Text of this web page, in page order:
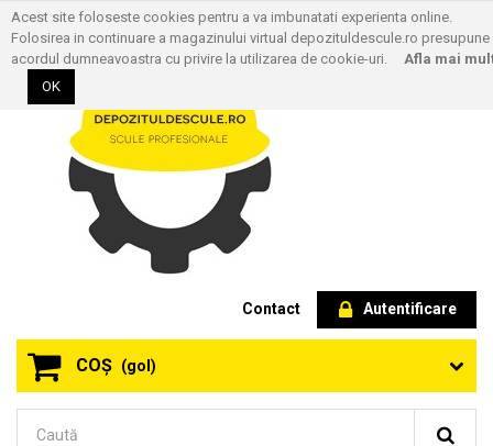
Autentificare
Contact
COŞ (gol)
Acest site foloseste cookies pentru a va imbunatati experienta online.
Folosirea in continuare a magazinului virtual depozituldescule.ro presupune
acordul dumneavoastra cu privire la utilizarea de cookie-uri. Afla mai
OK